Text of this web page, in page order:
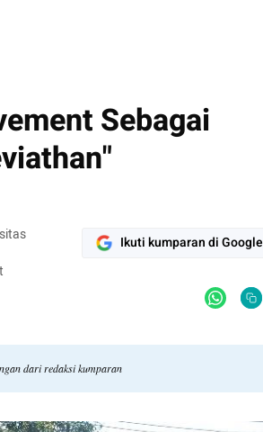
Sebagai
Ikuti kumparan di Google
dari redaksi kumparan